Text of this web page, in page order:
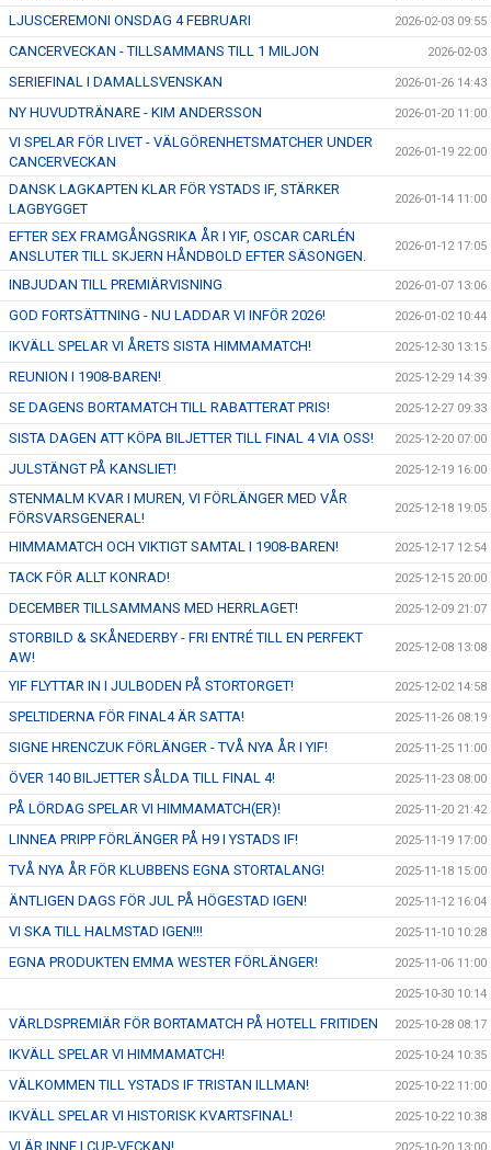
LJUSCEREMONI ONSDAG 4 FEBRUARI 2026-02-03 09:55
CANCERVECKAN - TILLSAMMANS TILL 1 MILJON 2026-02-03
SERIEFINAL I DAMALLSVENSKAN 2026-01-26 14:43
NY HUVUDTRÄNARE - KIM ANDERSSON 2026-01-20 11:00
VI SPELAR FÖR LIVET - VÄLGÖRENHETSMATCHER UNDER
CANCERVECKAN
2026-01-19 22:00
DANSK LAGKAPTEN KLAR FÖR YSTADS IF, STÄRKER
LAGBYGGET
2026-01-14 11:00
EFTER SEX FRAMGÅNGSRIKA ÅR I YIF, OSCAR CARLÉN
ANSLUTER TILL SKJERN HÅNDBOLD EFTER SÄSONGEN.
2026-01-12 17:05
INBJUDAN TILL PREMIÄRVISNING 2026-01-07 13:06
GOD FORTSÄTTNING - NU LADDAR VI INFÖR 2026! 2026-01-02 10:44
IKVÄLL SPELAR VI ÅRETS SISTA HIMMAMATCH! 2025-12-30 13:15
REUNION I 1908-BAREN! 2025-12-29 14:39
SE DAGENS BORTAMATCH TILL RABATTERAT PRIS! 2025-12-27 09:33
SISTA DAGEN ATT KÖPA BILJETTER TILL FINAL 4 VIA OSS! 2025-12-20 07:00
JULSTÄNGT PÅ KANSLIET! 2025-12-19 16:00
STENMALM KVAR I MUREN, VI FÖRLÄNGER MED VÅR
FÖRSVARSGENERAL!
2025-12-18 19:05
HIMMAMATCH OCH VIKTIGT SAMTAL I 1908-BAREN! 2025-12-17 12:54
TACK FÖR ALLT KONRAD! 2025-12-15 20:00
DECEMBER TILLSAMMANS MED HERRLAGET! 2025-12-09 21:07
STORBILD & SKÅNEDERBY - FRI ENTRÉ TILL EN PERFEKT
AW!
2025-12-08 13:08
YIF FLYTTAR IN I JULBODEN PÅ STORTORGET! 2025-12-02 14:58
SPELTIDERNA FÖR FINAL4 ÄR SATTA! 2025-11-26 08:19
SIGNE HRENCZUK FÖRLÄNGER - TVÅ NYA ÅR I YIF! 2025-11-25 11:00
ÖVER 140 BILJETTER SÅLDA TILL FINAL 4! 2025-11-23 08:00
PÅ LÖRDAG SPELAR VI HIMMAMATCH(ER)! 2025-11-20 21:42
LINNEA PRIPP FÖRLÄNGER PÅ H9 I YSTADS IF! 2025-11-19 17:00
TVÅ NYA ÅR FÖR KLUBBENS EGNA STORTALANG! 2025-11-18 15:00
ÄNTLIGEN DAGS FÖR JUL PÅ HÖGESTAD IGEN! 2025-11-12 16:04
VI SKA TILL HALMSTAD IGEN!!! 2025-11-10 10:28
EGNA PRODUKTEN EMMA WESTER FÖRLÄNGER! 2025-11-06 11:00
2025-10-30 10:14
VÄRLDSPREMIÄR FÖR BORTAMATCH PÅ HOTELL FRITIDEN 2025-10-28 08:17
IKVÄLL SPELAR VI HIMMAMATCH! 2025-10-24 10:35
VÄLKOMMEN TILL YSTADS IF TRISTAN ILLMAN! 2025-10-22 11:00
IKVÄLL SPELAR VI HISTORISK KVARTSFINAL! 2025-10-22 10:38
VI ÄR INNE I CUP-VECKAN!